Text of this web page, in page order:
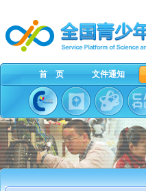
首 页 文件通知